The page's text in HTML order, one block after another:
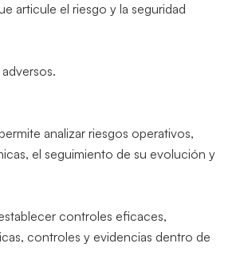
articule el riesgo y la seguridad
analizar riesgos operativos,
el seguimiento de su evolución y
controles eficaces,
controles y evidencias dentro de